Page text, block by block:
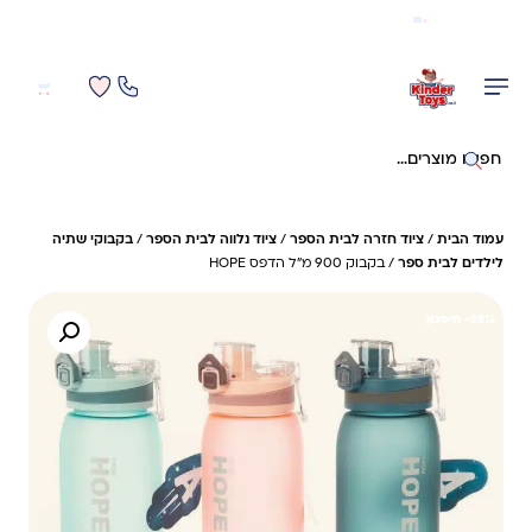
חיפוש באתר
עמוד הבית / ציוד חזרה לבית הספר / ציוד נלווה לבית הספר / בקבוקי שתיה
לילדים לבית ספר / בקבוק 900 מ”ל הדפס HOPE